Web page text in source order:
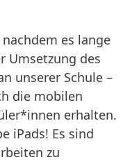
es lange
Umsetzung des
unserer Schule –
die mobilen
erhalten.
iPads! Es sind
zu